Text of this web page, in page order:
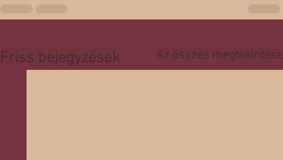
Friss bejegyzések Az összes megtekintése